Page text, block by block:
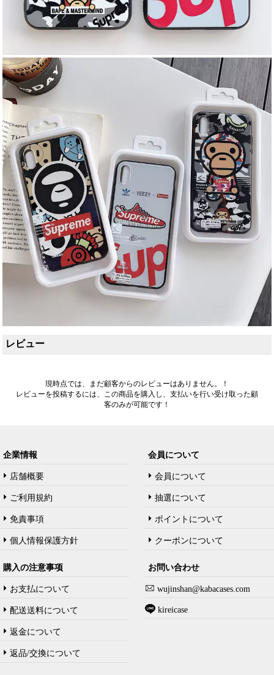
レビュー
現時点では、まだ顧客からのレビューはありません。！
レビューを投稿するには、この商品を購入し、支払いを行い受け取った顧
客のみが可能です！
企業情報
店舗概要
ご利用規約
免責事項
個人情報保護方針
会員について
会員について
抽選について
ポイントについて
クーポンについて
購入の注意事项
お支払について
配送送料について
返金について
返品/交換について
お問い合わせ
wujinshan@kabacases.com
kireicase